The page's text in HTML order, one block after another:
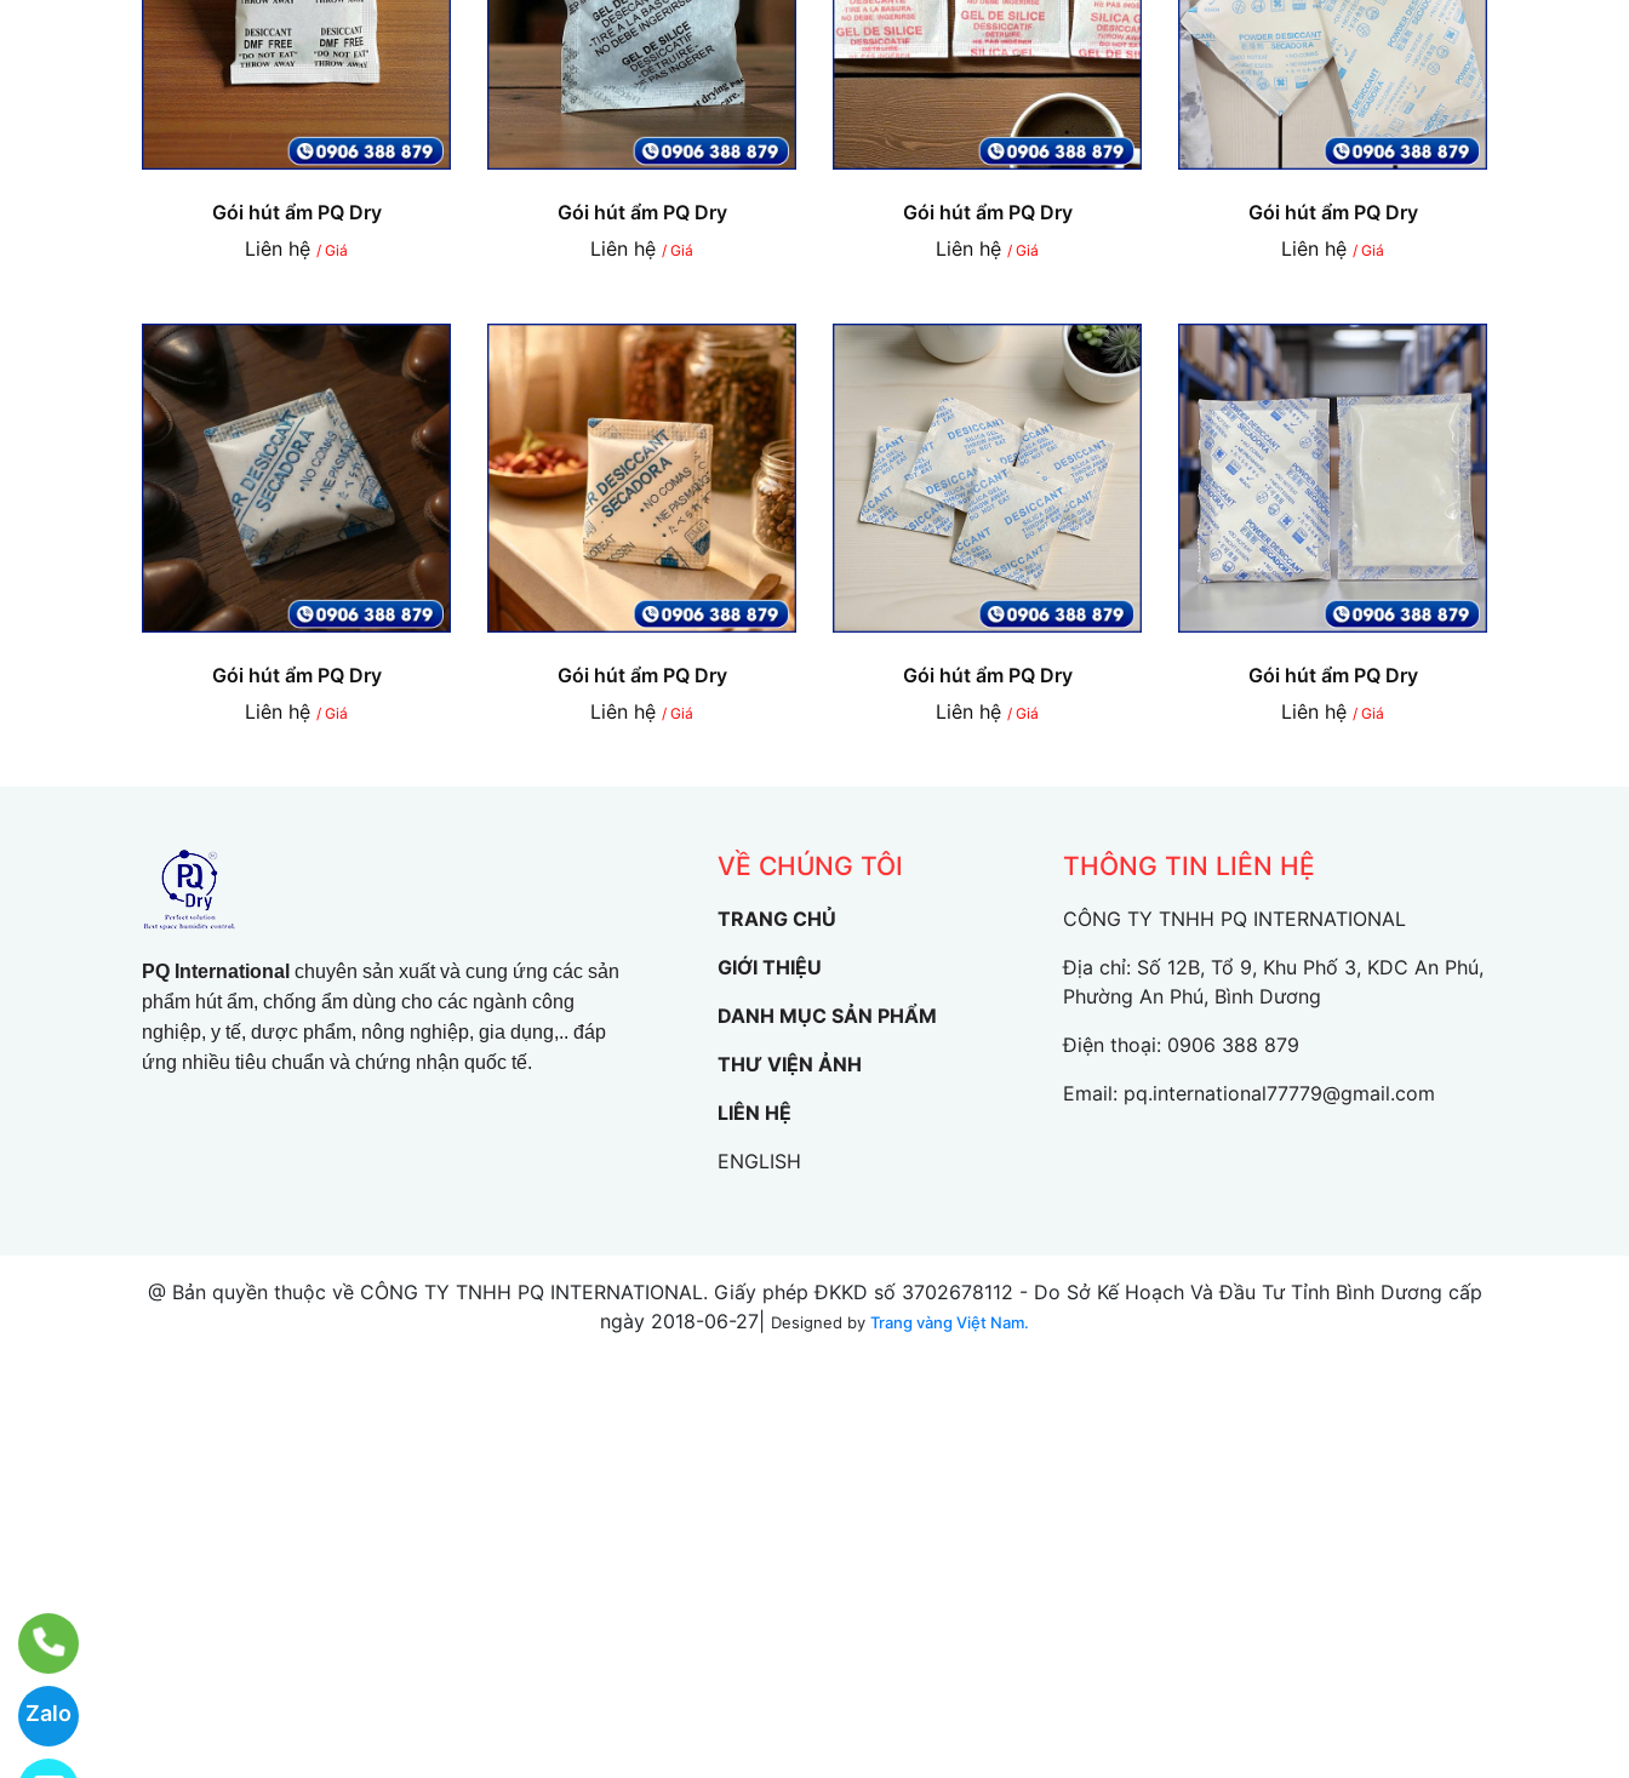
Zalo
Gói hút ẩm PQ Dry
Liên hệ / Giá
Gói hút ẩm PQ Dry
Liên hệ / Giá
Gói hút ẩm PQ Dry
Liên hệ / Giá
Gói hút ẩm PQ Dry
Liên hệ / Giá
Gói hút ẩm PQ Dry
Liên hệ / Giá
Gói hút ẩm PQ Dry
Liên hệ / Giá
Gói hút ẩm PQ Dry
Liên hệ / Giá
Gói hút ẩm PQ Dry
Liên hệ / Giá
PQ International chuyên sản xuất và cung ứng các sản
phẩm hút ẩm, chống ẩm dùng cho các ngành công
nghiệp, y tế, dược phẩm, nông nghiệp, gia dụng,.. đáp
ứng nhiều tiêu chuẩn và chứng nhận quốc tế.
VỀ CHÚNG TÔI
TRANG CHỦ
GIỚI THIỆU
DANH MỤC SẢN PHẨM
THƯ VIỆN ẢNH
LIÊN HỆ
ENGLISH
THÔNG TIN LIÊN HỆ
CÔNG TY TNHH PQ INTERNATIONAL
Địa chỉ: Số 12B, Tổ 9, Khu Phố 3, KDC An Phú,
Phường An Phú, Bình Dương
Điện thoại: 0906 388 879
Email: pq.international77779@gmail.com
@ Bản quyền thuộc về CÔNG TY TNHH PQ INTERNATIONAL. Giấy phép ĐKKD số 3702678112 - Do Sở Kế Hoạch Và Đầu Tư Tỉnh Bình Dương cấp
ngày 2018-06-27|
Designed by Trang vàng Việt Nam.